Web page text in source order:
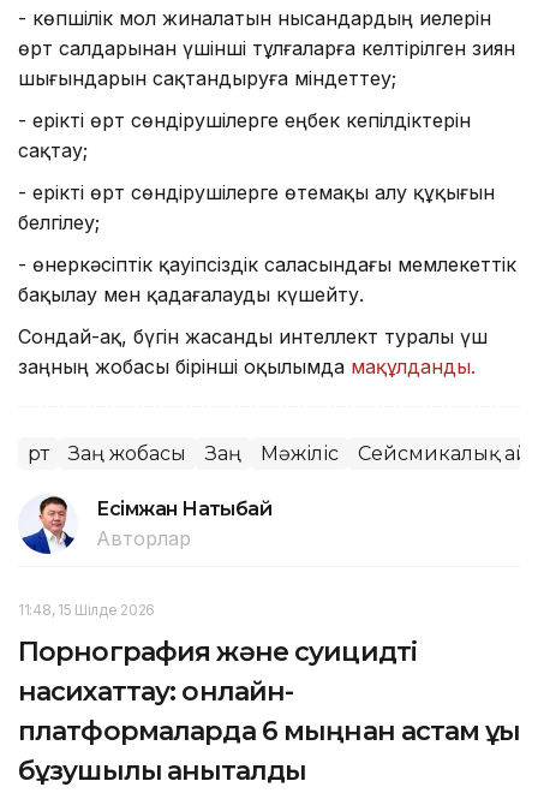
- көпшілік мол жиналатын нысандардың иелерін
өрт салдарынан үшінші тұлғаларға келтірілген зиян
шығындарын сақтандыруға міндеттеу;
- ерікті өрт сөндірушілерге еңбек кепілдіктерін
сақтау;
- ерікті өрт сөндірушілерге өтемақы алу құқығын
белгілеу;
- өнеркәсіптік қауіпсіздік саласындағы мемлекеттік
бақылау мен қадағалауды күшейту.
Сондай-ақ, бүгін жасанды интеллект туралы үш
заңның жобасы бірінші оқылымда мақұлданды.
Өрт Заң жобасы Заң Мәжіліс Сейсмикалық
Есімжан Нақтыбай
Авторлар
11:48, 15 Шілде 2026
Порнография және суицидті
насихаттау: онлайн-
платформаларда 6 мыңнан астам құқық
бұзушылық анықталды